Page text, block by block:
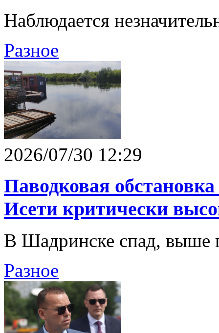
Наблюдается
Разное
2026/07/30 12:29
Паводковая
Исети критически
В Шадринске спад, выше
Разное